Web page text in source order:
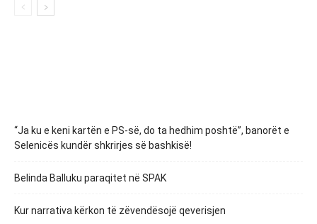
“Ja ku e keni kartën e PS-së, do ta hedhim poshtë”, banorët e
Selenicës kundër shkrirjes së bashkisë!
Belinda Balluku paraqitet në SPAK
Kur narrativa kërkon të zëvendësojë qeverisjen